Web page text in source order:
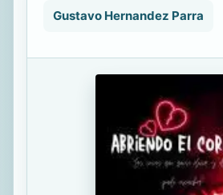
Gustavo Hernandez Parra